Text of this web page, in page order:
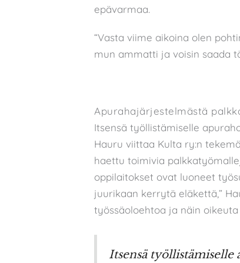
epävarmaa.
“Vasta viime aikoina olen
mun ammatti ja voisin saada
Apurahajärjestelmästä
Itsensä työllistämiselle
Hauru viittaa Kulta ry:n
haettu toimivia
oppilaitokset ovat luoneet
juurikaan kerrytä eläkettä,”
työssäoloehtoa ja näin
Itsensä työllistämiselle